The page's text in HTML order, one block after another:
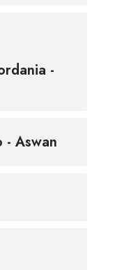
-
- Aswan